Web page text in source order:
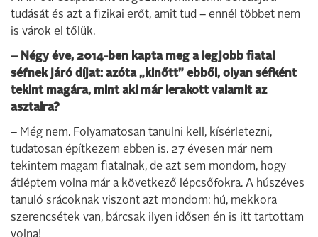
tudását és azt a fizikai erőt, amit tud – ennél többet nem
is várok el tőlük.
– Négy éve, 2014-ben kapta meg a legjobb fiatal
séfnek járó díjat: azóta „kinőtt” ebből, olyan séfként
tekint magára, mint aki már lerakott valamit az
asztalra?
– Még nem. Folyamatosan tanulni kell, kísérletezni,
tudatosan építkezem ebben is. 27 évesen már nem
tekintem magam fiatalnak, de azt sem mondom, hogy
átléptem volna már a következő lépcsőfokra. A húszéves
tanuló srácoknak viszont azt mondom: hú, mekkora
szerencsétek van, bárcsak ilyen idősen én is itt tartottam